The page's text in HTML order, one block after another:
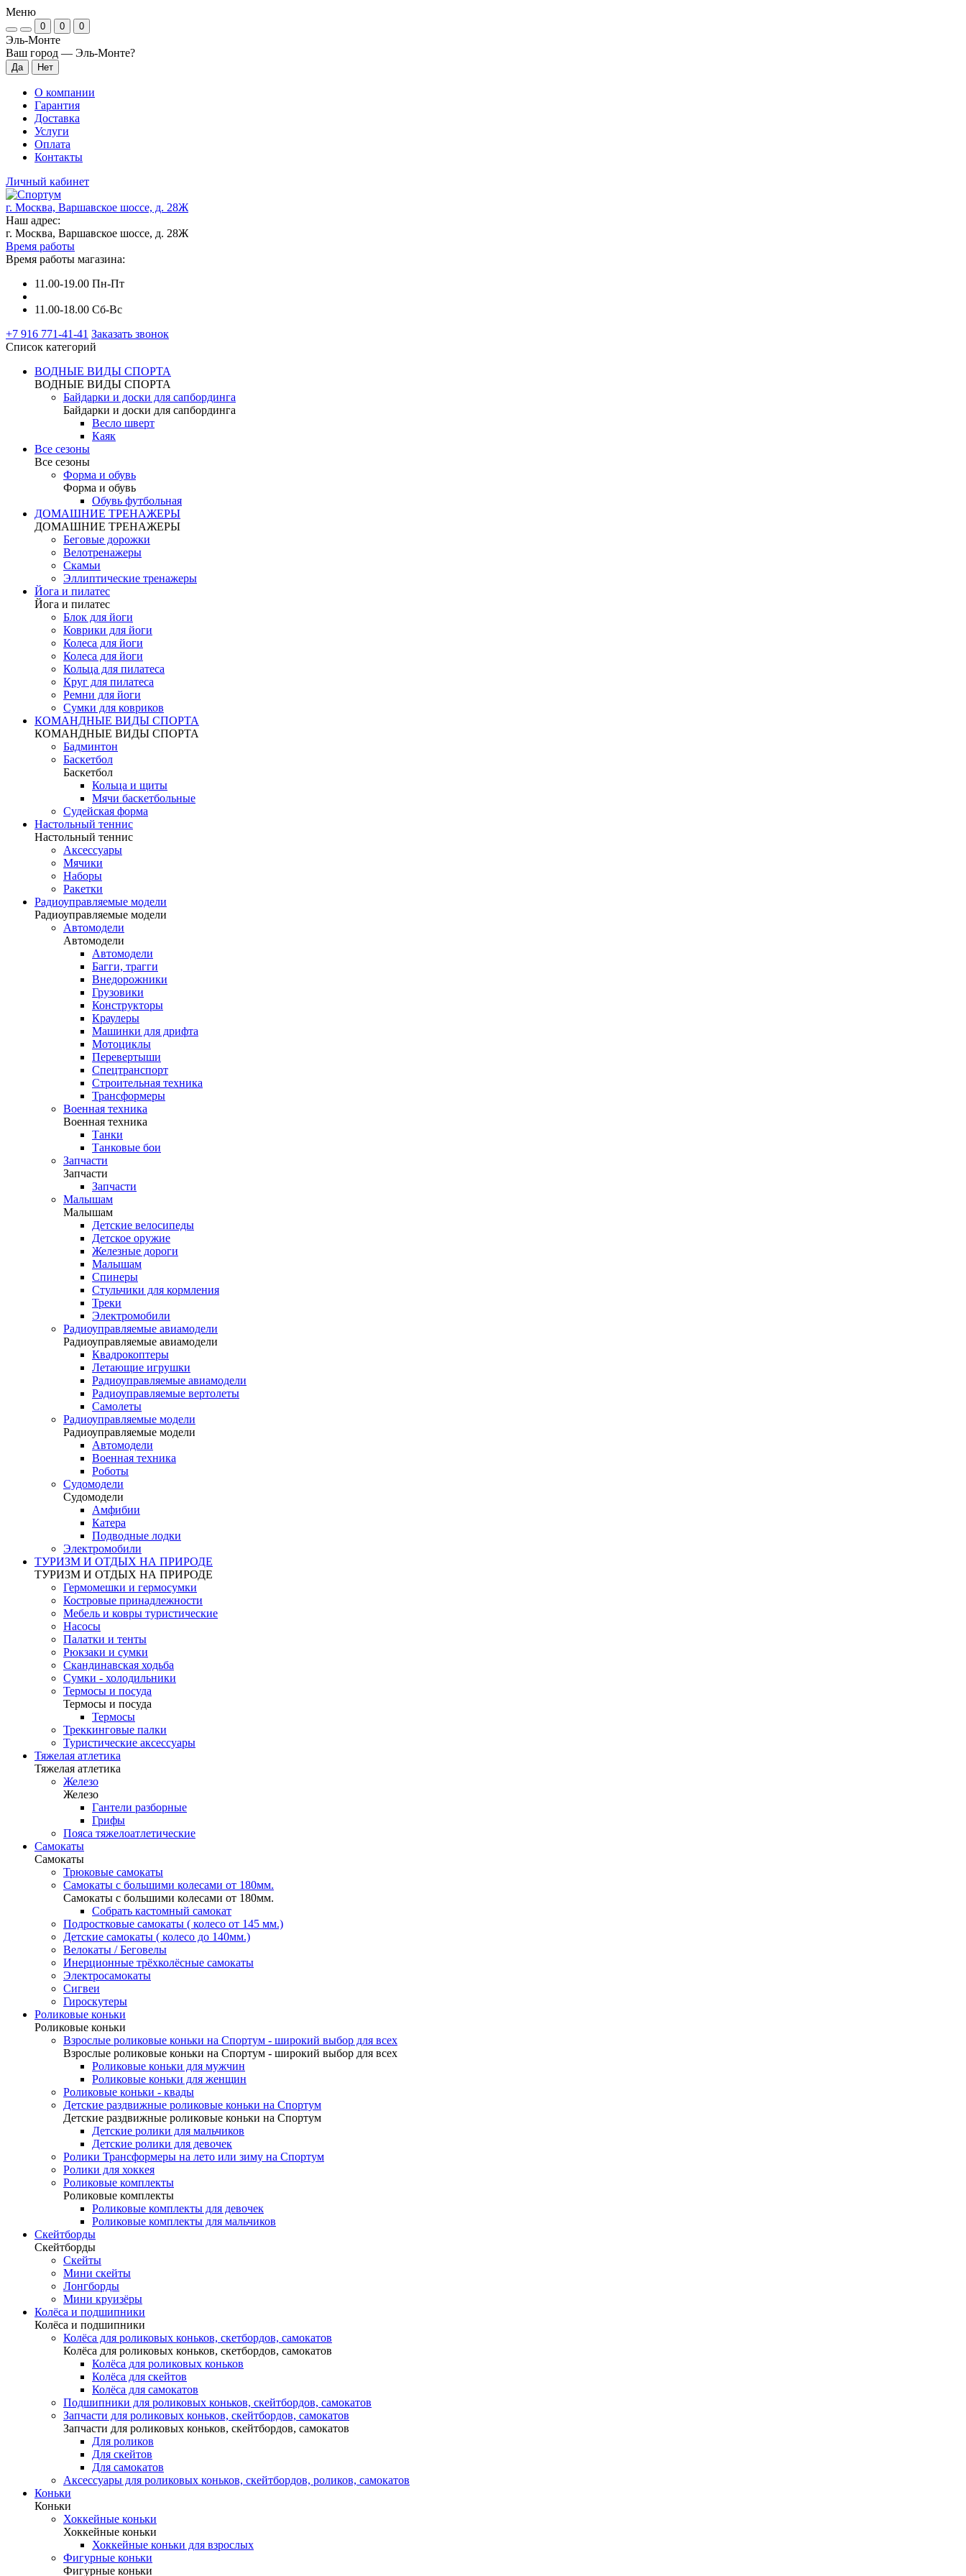
Меню
0 0 0
Эль-Монте
Ваш город — Эль-Монте?
О компании
Гарантия
Доставка
Услуги
Оплата
Контакты
Личный кабинет
г. Москва, Варшавское шоссе, д. 28Ж
Наш адрес:
г. Москва, Варшавское шоссе, д. 28Ж
Время работы
Время работы магазина:
11.00-19.00 Пн-Пт
11.00-18.00 Сб-Вс
+7 916 771-41-41 Заказать звонок
Список категорий
ВОДНЫЕ ВИДЫ СПОРТА
ВОДНЫЕ ВИДЫ СПОРТА
Байдарки и доски для сапбординга
Байдарки и доски для сапбординга
Весло шверт
Каяк
Все сезоны
Все сезоны
Форма и обувь
Форма и обувь
Обувь футбольная
ДОМАШНИЕ ТРЕНАЖЕРЫ
ДОМАШНИЕ ТРЕНАЖЕРЫ
Беговые дорожки
Велотренажеры
Скамьи
Эллиптические тренажеры
Йога и пилатес
Йога и пилатес
Блок для йоги
Коврики для йоги
Колеса для йоги
Колеса для йоги
Кольца для пилатеса
Круг для пилатеса
Ремни для йоги
Сумки для ковриков
КОМАНДНЫЕ ВИДЫ СПОРТА
КОМАНДНЫЕ ВИДЫ СПОРТА
Бадминтон
Баскетбол
Баскетбол
Кольца и щиты
Мячи баскетбольные
Судейская форма
Настольный теннис
Настольный теннис
Аксессуары
Мячики
Наборы
Ракетки
Радиоуправляемые модели
Радиоуправляемые модели
Автомодели
Автомодели
Автомодели
Багги, трагги
Внедорожники
Грузовики
Конструкторы
Краулеры
Машинки для дрифта
Мотоциклы
Перевертыши
Спецтранспорт
Строительная техника
Трансформеры
Военная техника
Военная техника
Танки
Танковые бои
Запчасти
Запчасти
Запчасти
Малышам
Малышам
Детские велосипеды
Детское оружие
Железные дороги
Малышам
Спинеры
Стульчики для кормления
Треки
Электромобили
Радиоуправляемые авиамодели
Радиоуправляемые авиамодели
Квадрокоптеры
Летающие игрушки
Радиоуправляемые авиамодели
Радиоуправляемые вертолеты
Самолеты
Радиоуправляемые модели
Радиоуправляемые модели
Автомодели
Военная техника
Роботы
Судомодели
Судомодели
Амфибии
Катера
Подводные лодки
Электромобили
ТУРИЗМ И ОТДЫХ НА ПРИРОДЕ
ТУРИЗМ И ОТДЫХ НА ПРИРОДЕ
Гермомешки и гермосумки
Костровые принадлежности
Мебель и ковры туристические
Насосы
Палатки и тенты
Рюкзаки и сумки
Скандинавская ходьба
Сумки - холодильники
Термосы и посуда
Термосы и посуда
Термосы
Треккинговые палки
Туристические аксессуары
Тяжелая атлетика
Тяжелая атлетика
Железо
Железо
Гантели разборные
Грифы
Пояса тяжелоатлетические
Самокаты
Самокаты
Трюковые самокаты
Самокаты с большими колесами от 180мм.
Самокаты с большими колесами от 180мм.
Собрать кастомный самокат
Подростковые самокаты ( колесо от 145 мм.)
Детские самокаты ( колесо до 140мм.)
Велокаты / Беговелы
Инерционные трёхколёсные самокаты
Электросамокаты
Сигвеи
Гироскутеры
Роликовые коньки
Роликовые коньки
Взрослые роликовые коньки на Спортум - широкий выбор для всех
Взрослые роликовые коньки на Спортум - широкий выбор для всех
Роликовые коньки для мужчин
Роликовые коньки для женщин
Роликовые коньки - квады
Детские раздвижные роликовые коньки на Спортум
Детские раздвижные роликовые коньки на Спортум
Детские ролики для мальчиков
Детские ролики для девочек
Ролики Трансформеры на лето или зиму на Спортум
Ролики для хоккея
Роликовые комплекты
Роликовые комплекты
Роликовые комплекты для девочек
Роликовые комплекты для мальчиков
Скейтборды
Скейтборды
Скейты
Мини скейты
Лонгборды
Мини круизёры
Колёса и подшипники
Колёса и подшипники
Колёса для роликовых коньков, скетбордов, самокатов
Колёса для роликовых коньков, скетбордов, самокатов
Колёса для роликовых коньков
Колёса для скейтов
Колёса для самокатов
Подшипники для роликовых коньков, скейтбордов, самокатов
Запчасти для роликовых коньков, скейтбордов, самокатов
Запчасти для роликовых коньков, скейтбордов, самокатов
Для роликов
Для скейтов
Для самокатов
Аксессуары для роликовых коньков, скейтбордов, роликов, самокатов
Коньки
Коньки
Хоккейные коньки
Хоккейные коньки
Хоккейные коньки для взрослых
Фигурные коньки
Фигурные коньки